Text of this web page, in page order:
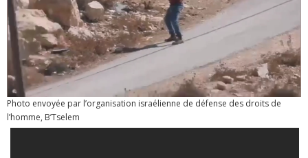
Photo envoyée par l’organisation israélienne de défense des droits de
l’homme, B’Tselem